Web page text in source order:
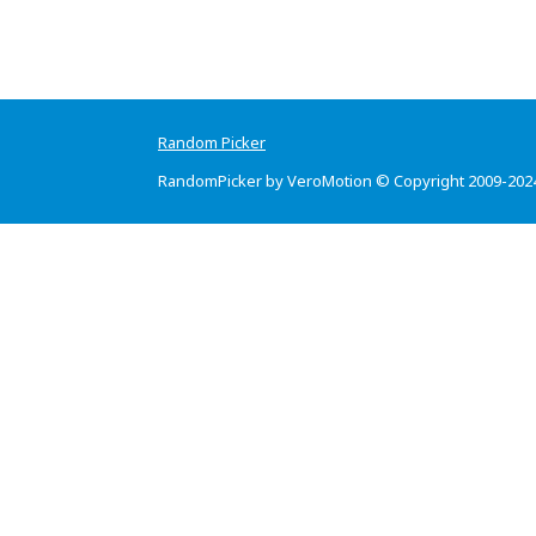
Random Picker
RandomPicker by VeroMotion © Copyright 2009-